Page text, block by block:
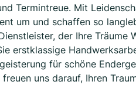
Termintreue. Mit
um und schaffen so
der Ihre Träume
erstklassige
für schöne
uns darauf, Ihren